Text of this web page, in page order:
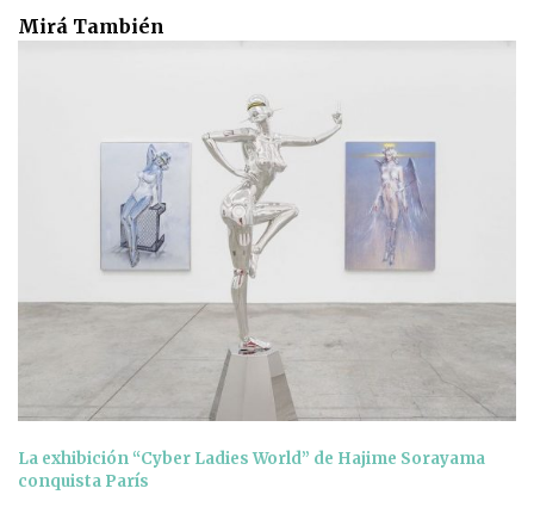
Mirá También
La exhibición “Cyber Ladies World” de Hajime Sorayama
conquista París